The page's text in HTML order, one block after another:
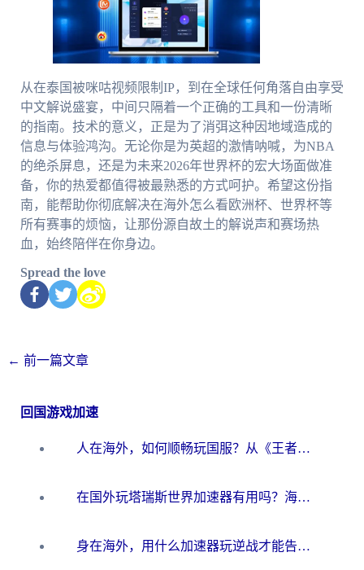
从在泰国被咪咕视频限制IP，到在全球任何角落自由享受
中文解说盛宴，中间只隔着一个正确的工具和一份清晰
的指南。技术的意义，正是为了消弭这种因地域造成的
信息与体验鸿沟。无论你是为英超的激情呐喊，为NBA
的绝杀屏息，还是为未来2026年世界杯的宏大场面做准
备，你的热爱都值得被最熟悉的方式呵护。希望这份指
南，能帮助你彻底解决在海外怎么看欧洲杯、世界杯等
所有赛事的烦恼，让那份源自故土的解说声和赛场热
血，始终陪伴在你身边。
Spread the love
← 前一篇文章
回国游戏加速
人在海外，如何顺畅玩国服？从《王者荣耀》到《云图计划》的加速器终极指南
在国外玩塔瑞斯世界加速器有用吗？海外玩家亲测后的真实答案
身在海外，用什么加速器玩逆战才能告别延迟？